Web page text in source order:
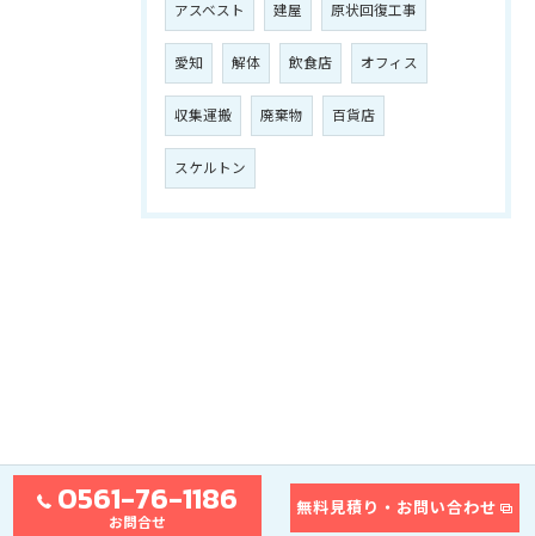
アスベスト 建屋 原状回復工事
愛知 解体 飲食店 オフィス
収集運搬 廃棄物 百貨店
スケルトン
0561-76-1186
お問合せ
無料見積り・お問い合わせ